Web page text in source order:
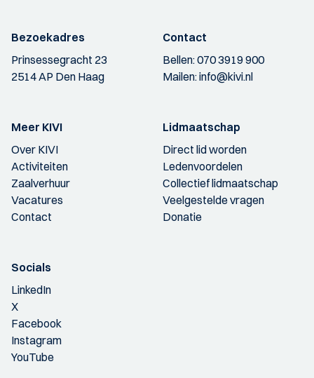
Bezoekadres
Prinsessegracht 23
2514 AP Den Haag
Contact
Bellen:070 3919 900
Mailen:info@kivi.nl
Meer KIVI
Over KIVI
Activiteiten
Zaalverhuur
Vacatures
Contact
Lidmaatschap
Direct lid worden
Ledenvoordelen
Collectief lidmaatschap
Veelgestelde vragen
Donatie
Socials
LinkedIn
X
Facebook
Instagram
YouTube